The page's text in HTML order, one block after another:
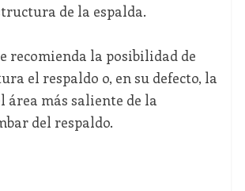
de la espalda.
recomienda la posibilidad de
el respaldo o, en su defecto, la
área más saliente de la
del respaldo.